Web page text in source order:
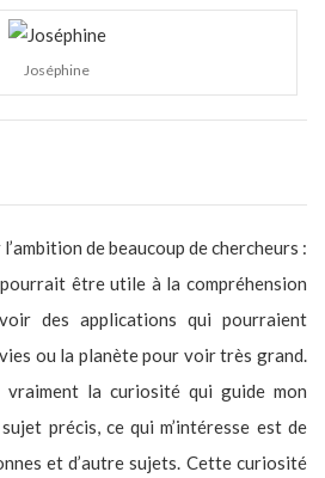
Joséphine
de beaucoup de chercheurs :
être utile à la compréhension
des applications qui pourraient
ou la planète pour voir très grand.
vraiment la curiosité qui guide mon
précis, ce qui m’intéresse est de
et d’autre sujets. Cette curiosité